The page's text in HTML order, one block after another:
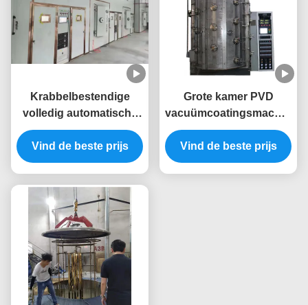
Krabbelbestendige
volledig automatische
PVD-coatingsmachine
met roestvrijstalen
kamer voor
Vind de beste prijs
Grote kamer PVD
vacuümcoatingsmachine
met volledige
automatische besturing
voor op maat gemaakte
Vind de beste prijs